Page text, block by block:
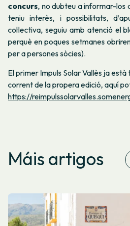
concurs, no dubteu a informar-los
teniu interès, i possibilitats,
col·lectiva, seguiu amb atenció el
perquè en poques setmanes
per a persones sòcies).
El primer Impuls Solar Vallès ja
corrent de la propera edició, aquí
https://
Máis artigos